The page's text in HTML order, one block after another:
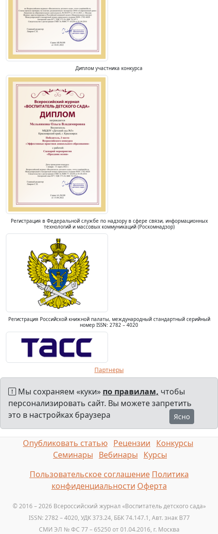
Диплом участника конкурса
Регистрация в Федеральной службе по надзору в сфере связи, информационных
технологий и массовых коммуникаций (Роскомнадзор)
Регистрация Российской книжной палаты, международный стандартный серийный
номер ISSN: 2782 – 4020
Партнеры
Мы сохраняем «куки» по правилам, чтобы
персонализировать сайт. Вы можете запретить
это в настройках браузера
Ясно
Опубликовать статью Рецензии
Конкурсы
Семинары
Вебинары
Курсы
Пользовательское соглашение Политика
конфиденциальности Оферта
© 2016 – 2026 Всероссийский журнал «Воспитатель детского сада»
ISSN: 2782 – 4020, УДК 373.24, ББК 74.147.1, Авт. знак B77
СМИ ЭЛ № ФС 77 – 65250 от 01.04.2016, г. Москва